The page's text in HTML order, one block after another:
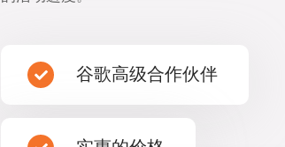
谷歌高级合作伙伴